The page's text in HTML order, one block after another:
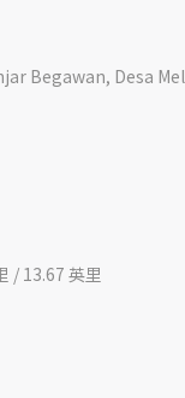
Begawan, Desa
/ 13.67 英里